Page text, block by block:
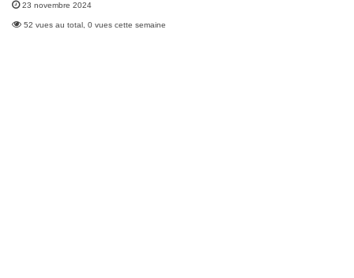
23 novembre 2024
52 vues au total, 0 vues cette semaine